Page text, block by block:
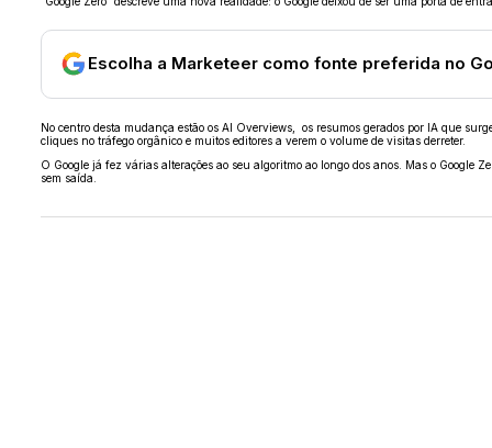
Escolha a Marketeer como fonte preferida no
No centro desta mudança estão os AI Overviews, os resumos gerados por IA que
cliques no tráfego orgânico e muitos editores a verem o volume de visitas derreter.
O Google já fez várias alterações ao seu algoritmo ao longo dos anos. Mas o
sem saída.